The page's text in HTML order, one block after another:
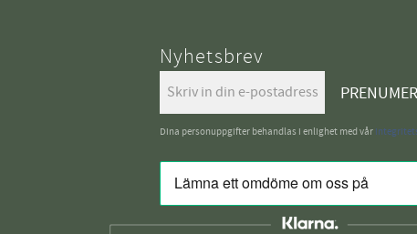
Nyhetsbrev
Dina personuppgifter behandlas i enlighet med vår